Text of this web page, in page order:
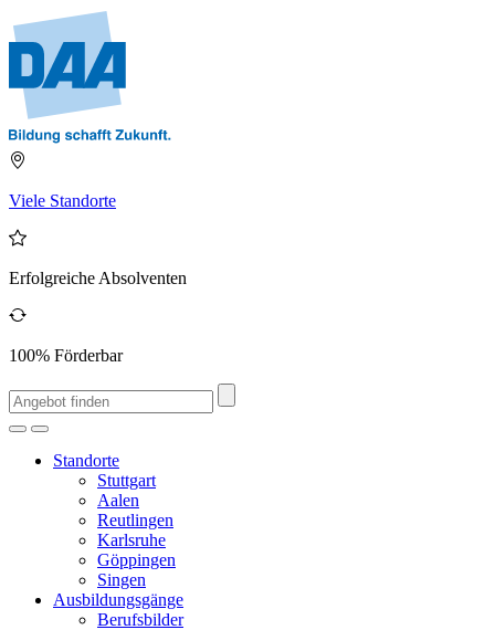
Viele Standorte
Erfolgreiche Absolventen
100% Förderbar
Standorte
Stuttgart
Aalen
Reutlingen
Karlsruhe
Göppingen
Singen
Ausbildungsgänge
Berufsbilder